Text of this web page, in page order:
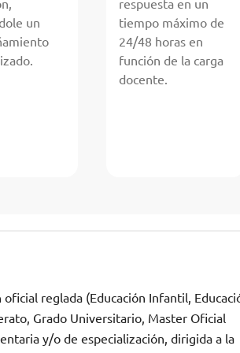
un
respuesta en un
tiempo máximo de
24/48 horas en
función de la carga
docente.
reglada (Educación Infantil,
Grado Universitario, Master Oficial
y/o de especialización, dirigida a la